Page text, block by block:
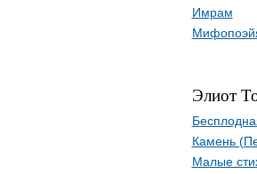
Имрам
Элиот
Камень
Малые